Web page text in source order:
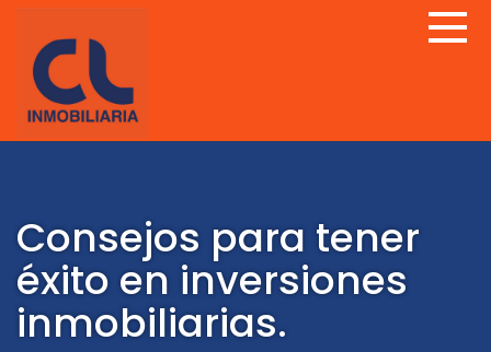
Consejos para tener
éxito en inversiones
inmobiliarias.